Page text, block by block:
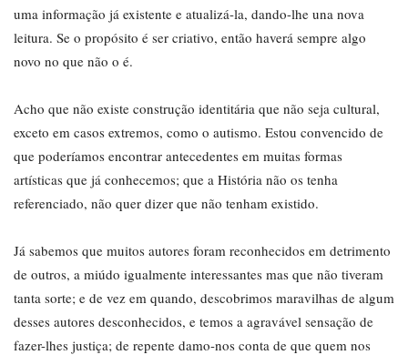
uma informação já existente e atualizá-la, dando-lhe una nova
leitura. Se o propósito é ser criativo, então haverá sempre algo
novo no que não o é.
Acho que não existe construção identitária que não seja cultural,
exceto em casos extremos, como o autismo. Estou convencido de
que poderíamos encontrar antecedentes em muitas formas
artísticas que já conhecemos; que a História não os tenha
referenciado, não quer dizer que não tenham existido.
Já sabemos que muitos autores foram reconhecidos em detrimento
de outros, a miúdo igualmente interessantes mas que não tiveram
tanta sorte; e de vez em quando, descobrimos maravilhas de algum
desses autores desconhecidos, e temos a agravável sensação de
fazer-lhes justiça; de repente damo-nos conta de que quem nos